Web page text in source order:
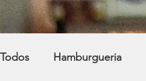
Todos Hamburgueria